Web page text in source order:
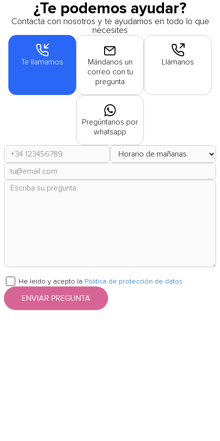
¿Te podemos ayudar?
Contacta con nosotros y te ayudamos en todo lo que
necesites
Te llamamos
Mándanos un
correo con tu
pregunta
Llámanos
Pregúntanos por
whatsapp
He leido y acepto la Politica de protección de datos
ENVIAR PREGUNTA